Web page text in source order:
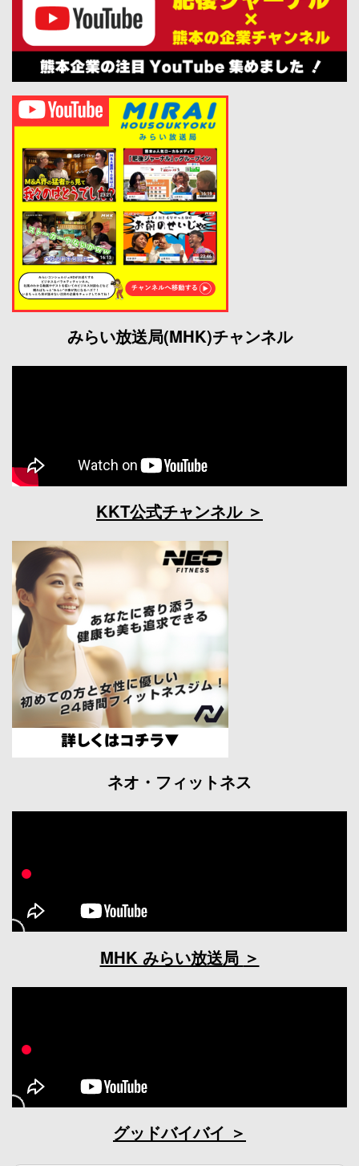
みらい放送局(MHK)チャンネル
KKT公式チャンネル
ネオ・フィットネス
MHK みらい放送局
グッドバイバイ